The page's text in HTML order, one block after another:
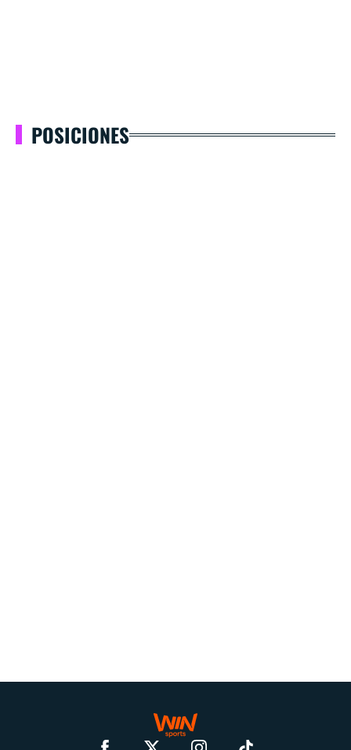
POSICIONES